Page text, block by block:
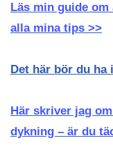
Läs min guide
alla mina tips >>
Det här bör du ha
Här skriver jag
dykning – är du